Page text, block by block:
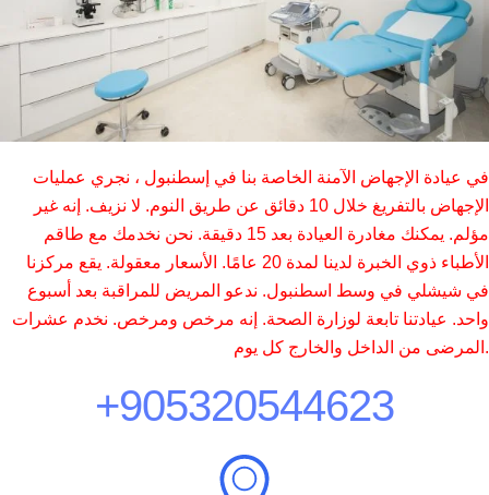
في عيادة الإجهاض الآمنة الخاصة بنا في إسطنبول ، نجري عمليات
الإجهاض بالتفريغ خلال 10 دقائق عن طريق النوم. لا نزيف. إنه غير
مؤلم. يمكنك مغادرة العيادة بعد 15 دقيقة. نحن نخدمك مع طاقم
الأطباء ذوي الخبرة لدينا لمدة 20 عامًا. الأسعار معقولة. يقع مركزنا
في شيشلي في وسط اسطنبول. ندعو المريض للمراقبة بعد أسبوع
واحد. عيادتنا تابعة لوزارة الصحة. إنه مرخص ومرخص. نخدم عشرات
المرضى من الداخل والخارج كل يوم.
+905320544623